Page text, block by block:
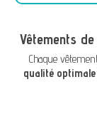
Vêtements
Chaque
qualité